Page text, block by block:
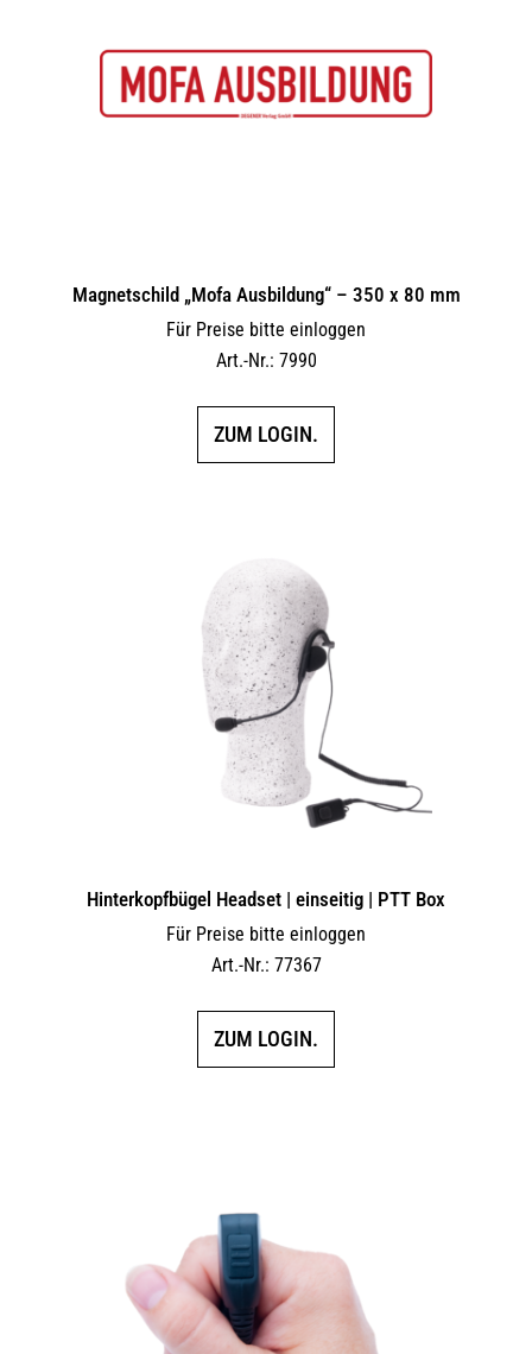
Magnetschild „Mofa Ausbildung“ – 350 x 80 mm
Für Preise bitte einloggen
Art.-Nr.: 7990
ZUM LOGIN.
Hinterkopfbügel Headset | einseitig | PTT Box
Für Preise bitte einloggen
Art.-Nr.: 77367
ZUM LOGIN.